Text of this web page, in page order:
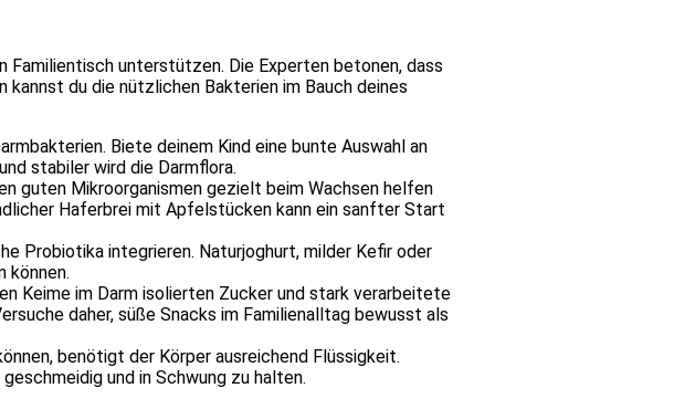
Familientisch unterstützen. Die Experten betonen, dass
du die nützlichen Bakterien im Bauch deines
Biete deinem Kind eine bunte Auswahl an
stabiler wird die Darmflora.
guten Mikroorganismen gezielt beim Wachsen helfen
Haferbrei mit Apfelstücken kann ein sanfter Start
Probiotika integrieren. Naturjoghurt, milder Kefir oder
können.
Keime im Darm isolierten Zucker und stark verarbeitete
daher, süße Snacks im Familienalltag bewusst als
benötigt der Körper ausreichend Flüssigkeit.
und in Schwung zu halten.